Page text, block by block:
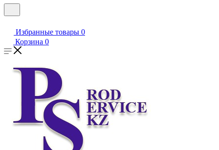
Избранные товары 0
Корзина 0